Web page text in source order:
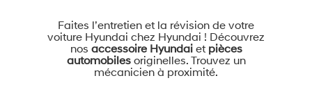
Faites l’entretien et la révision de votre
voiture Hyundai chez Hyundai ! Découvrez
nos accessoire Hyundaiet pièces
automobilesoriginelles. Trouvez un
mécanicien à proximité.